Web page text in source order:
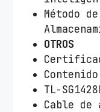
Método
OTROS
TL-
Cable de